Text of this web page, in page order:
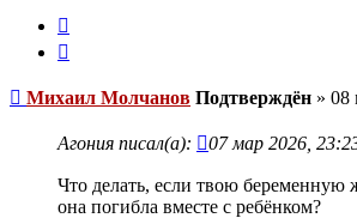
Непрочитанное
Михаил Молчанов Подтверждён » 08
Агония писал(а): 07 мар 2026,
Что делать, если твою беременную
она погибла вместе с ребёнком?